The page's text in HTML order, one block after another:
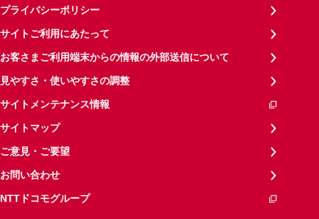
プライバシーポリシー
サイトご利用にあたって
お客さまご利用端末からの情報の外部送信について
見やすさ・使いやすさの調整
サイトメンテナンス情報
サイトマップ
ご意見・ご要望
お問い合わせ
NTTドコモグループ